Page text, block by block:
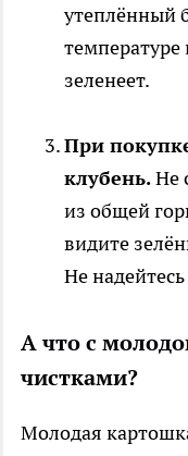
утеплённый
температуре
зеленеет.
При
клубень.Не
из общей
видите
Не
А что с
чистками?
Молодая